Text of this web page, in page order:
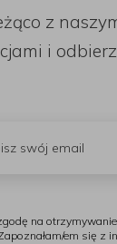
Stay here
z
i odbierz
na
em się z